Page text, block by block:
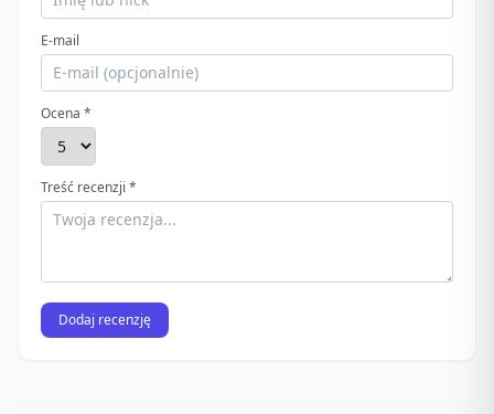
E-mail
Ocena *
Treść recenzji *
Dodaj recenzję